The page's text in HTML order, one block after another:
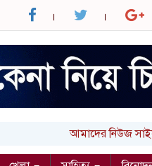
আমাদের নিউজ সাইটে